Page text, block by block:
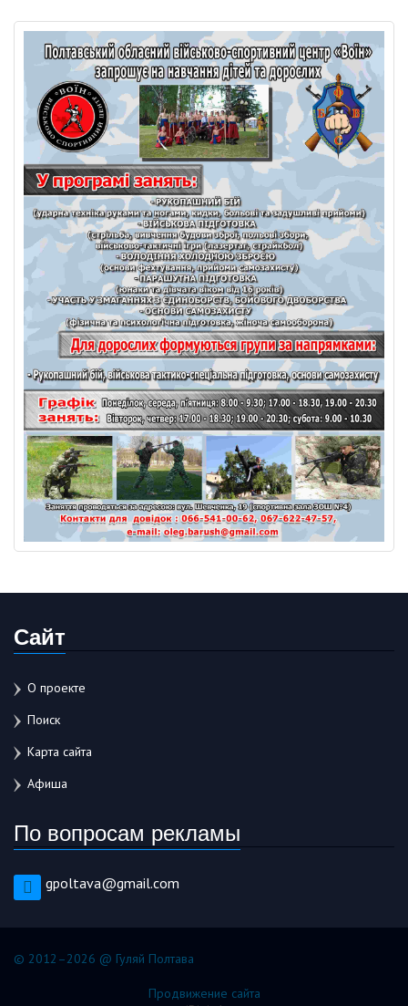
Сайт
О проекте
Поиск
Карта сайта
Афиша
По вопросам рекламы
gpoltava@gmail.com
© 2012–2026 @ Гуляй Полтава
Продвижение сайта